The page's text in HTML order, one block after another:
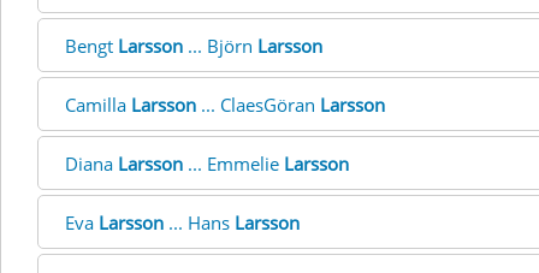
Bengt Larsson ... Björn Larsson
Camilla Larsson ... ClaesGöran Larsson
Diana Larsson ... Emmelie Larsson
Eva Larsson ... Hans Larsson